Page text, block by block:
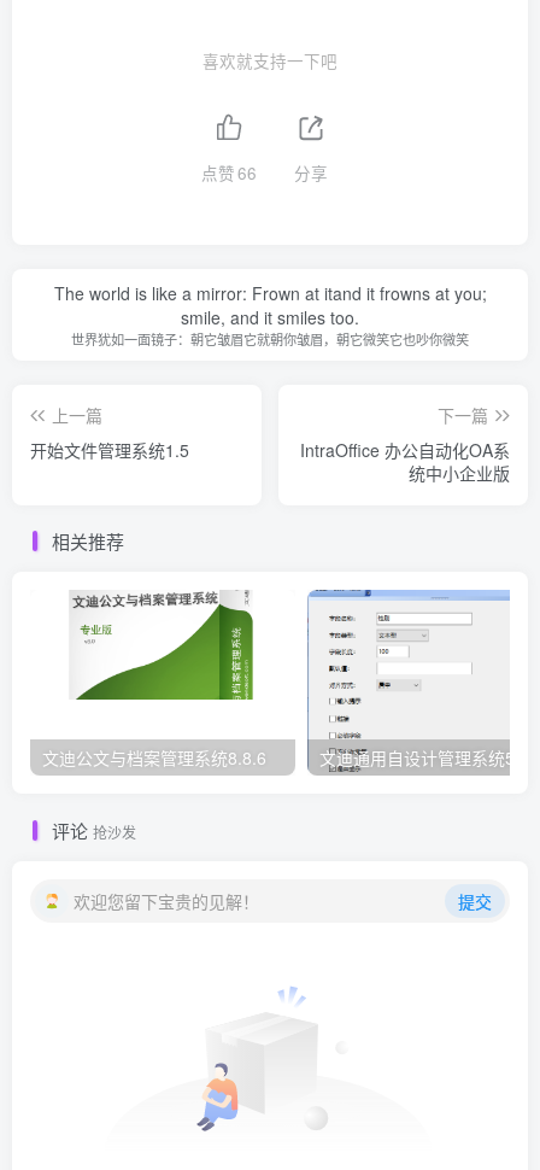
喜欢就支持一下吧
点赞66 分享
The world is like a mirror: Frown at itand it frowns at you;
smile, and it smiles too.
世界犹如一面镜子：朝它皱眉它就朝你皱眉，朝它微笑它也吵你微笑
上一篇
开始文件管理系统1.5
下一篇
IntraOffice 办公自动化OA系
统中小企业版
相关推荐
文迪公文与档案管理系统8.8.6 文迪通用自设计管理系统
评论 抢沙发
欢迎您留下宝贵的见解！ 提交